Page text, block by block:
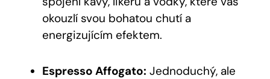
okouzlí svou bohatou chutí a
energizujícím efektem.
Espresso Affogato: Jednoduchý, ale